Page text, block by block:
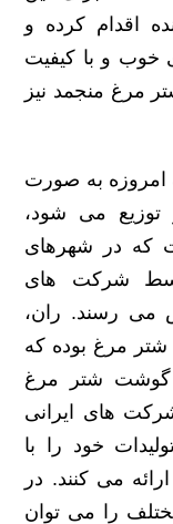
اقدام کرده و
خوب و با کیفیت
مرغ منجمد نیز
به صورت
می شود،
که در شهرهای
شرکت های
رسند. ران،
مرغ بوده که
گوشت شتر مرغ
های ایرانی
خود را با
می کنند. در
را می توان